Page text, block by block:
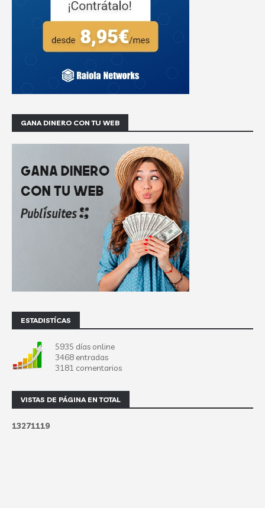
GANA DINERO CON TU WEB
ESTADISTÍCAS
5935 días online
3468 entradas
3181 comentarios
VISTAS DE PÁGINA EN TOTAL
13271119